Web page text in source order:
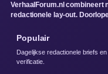
VerhaalForum.nl combineert
redactionele lay-out.
Populair
Dagelijkse redactionele briefs
verificatie.